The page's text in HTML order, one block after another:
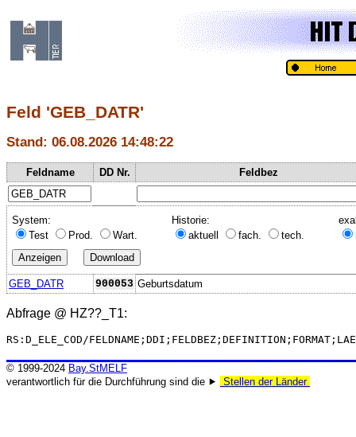
Feld 'GEB_DATR'
Stand: 06.08.2026 14:48:22
Feldname DD Nr. Feldbez
System:
Test
Prod. Wart.
Historie:
aktuell
fach. tech.
GEB_DATR 900053 Geburtsdatum
Abfrage @ HZ??_T1:
RS:D_ELE_COD/
© 1999-2024 Bay.StMELF
verantwortlich für die Durchführung sind die ⯈
Stellen der Länder